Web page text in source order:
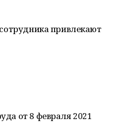
привлекают
от 8 февраля 2021